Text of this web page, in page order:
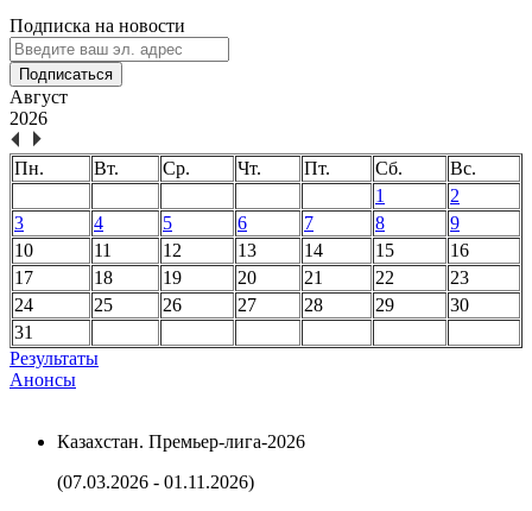
Подписка на новости
Подписаться
Август
2026
Пн. Вт. Ср. Чт. Пт. Сб.
Вс.
1
2
3
4 5 6 7 8
9
10
11 12 13 14 15
16
17
18 19 20 21 22
23
24
25 26 27 28 29
30
31
Результаты
Анонсы
Казахстан. Премьер-лига-2026
(07.03.2026 - 01.11.2026)